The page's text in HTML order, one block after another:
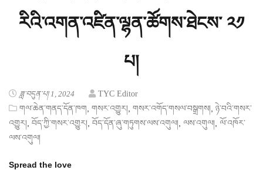
རིའི་འགན་འཛིན་ལྷན་ཚོགས་ཐེངས་ ༢༡
པ།
ཟླ་བདུན་པ། 1, 2024
TYC Editor
གལ་ཆེན་གནད་དོན་ཁག གསར་འགྱུར། གསར་འགོད་གསལ་བསྒྲགས། ཉེ་བའི་གསར་
འགྱུར། བོད་ཀྱི་གསར་འགྱུར། བོད་དོན་ཞུ་གཏུགས་ལས་འགུལ། ལས་འགུལ། ལོ་འཁོར་
ལས་འགུལ།
Spread the love